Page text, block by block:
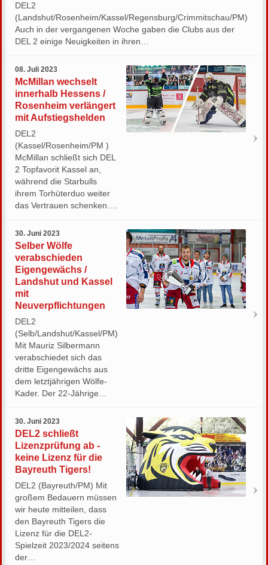
DEL2
(Landshut/Rosenheim/Kassel/Regensburg/Crimmitschau/PM)
Auch in der vergangenen Woche gaben die Clubs aus der
DEL 2 einige Neuigkeiten in ihren…
08. Juli 2023
McMillan wechselt
innerhalb Hessens /
Rosenheim verlängert
mit Aufstiegshelden
DEL2
(Kassel/Rosenheim/PM )
McMillan schließt sich DEL
2 Topfavorit Kassel an,
während die Starbulls
ihrem Torhüterduo weiter
das Vertrauen schenken.…
30. Juni 2023
Selber Wölfe
verabschieden
Eigengewächs /
Landshut und Kassel
mit
Neuverpflichtungen
DEL2
(Selb/Landshut/Kassel/PM)
Mit Mauriz Silbermann
verabschiedet sich das
dritte Eigengewächs aus
dem letztjährigen Wölfe-
Kader. Der 22-Jährige…
30. Juni 2023
DEL2 schließt
Lizenzprüfung ab -
keine Lizenz für die
Bayreuth Tigers!
DEL2 (Bayreuth/PM) Mit
großem Bedauern müssen
wir heute mitteilen, dass
den Bayreuth Tigers die
Lizenz für die DEL2-
Spielzeit 2023/2024 seitens
der…